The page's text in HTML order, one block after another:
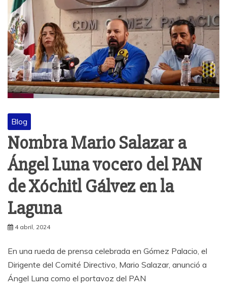
Blog
Nombra Mario Salazar a
Ángel Luna vocero del PAN
de Xóchitl Gálvez en la
Laguna
4 abril, 2024
En una rueda de prensa celebrada en Gómez Palacio, el
Dirigente del Comité Directivo, Mario Salazar, anunció a
Ángel Luna como el portavoz del PAN